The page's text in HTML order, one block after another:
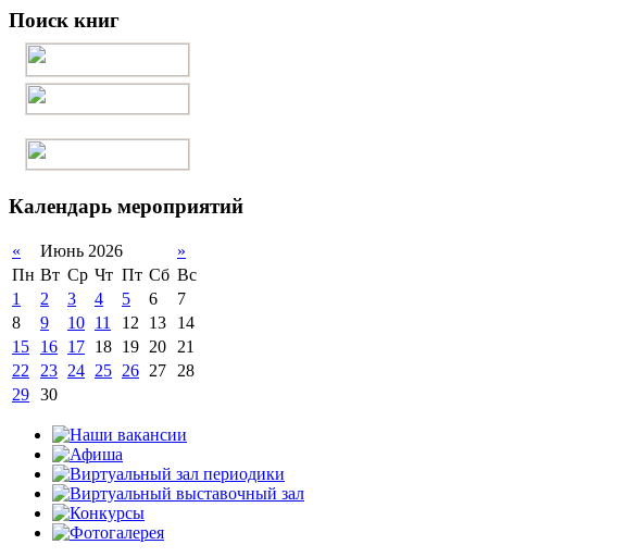
Поиск книг
Календарь мероприятий
« Июнь 2026
»
Пн Вт Ср Чт Пт Сб Вс
1
2 3 4 5 6
7
8
9 10 11 12 13
14
15
16 17 18 19 20
21
22
23 24 25 26 27
28
29 30